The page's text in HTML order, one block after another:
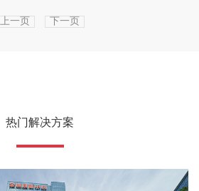
上一页 下一页
热门解决方案